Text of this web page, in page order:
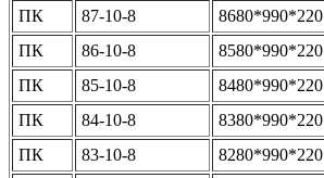
ПК
87-10-8 8680*990*220
ПК
86-10-8 8580*990*220
ПК
85-10-8 8480*990*220
ПК
84-10-8 8380*990*220
ПК
83-10-8 8280*990*220